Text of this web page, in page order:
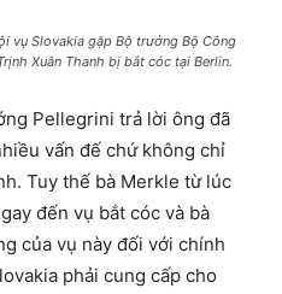
vụ Slovakia gặp Bộ trưởng Bộ Công
Xuân Thanh bị bắt cóc tại Berlin.
Pellegrini trả lời ông đã
vấn đế chứ không chỉ
Tuy thế bà Merkle từ lúc
đến vụ bắt cóc và bà
của vụ này đối với chính
phải cung cấp cho